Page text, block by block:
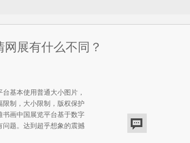
网展有什么不同？
基本使用普通大小图片，
制，大小限制，版权保护
画中国展览平台基于数字
问题。达到超乎想象的震撼